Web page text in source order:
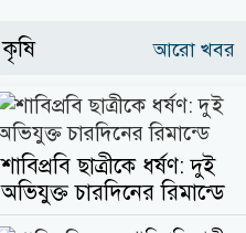
কৃষি আরো খবর
শাবিপ্রবি ছাত্রীকে ধর্ষণ: দুই
অভিযুক্ত চারদিনের রিমান্ডে